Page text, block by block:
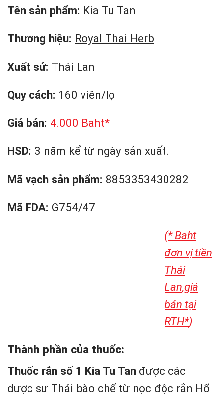
Tên sản phẩm: Kia Tu Tan
Thương hiệu: Royal Thai Herb
Xuất sứ: Thái Lan
Quy cách: 160 viên/lọ
Giá bán: 4.000 Baht*
HSD: 3 năm kể từ ngày sản xuất.
Mã vạch sản phẩm: 8853353430282
Mã FDA: G754/47
(* Baht
đơn vị tiền
Thái
Lan,giá
bán tại
RTH*)
Thành phần của thuốc:
Thuốc rắn số 1 Kia Tu Tan được các
dược sư Thái bào chế từ nọc độc rắn Hổ